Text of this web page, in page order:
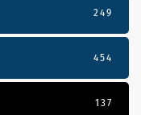
249
454
137